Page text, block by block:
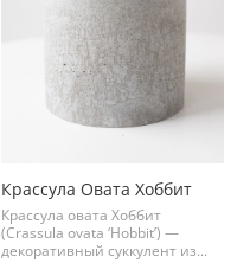
Крассула Овата Хоббит
Крассула овата Хоббит
(Crassula ovata ‘Hobbit’) —
декоративный суккулент из...